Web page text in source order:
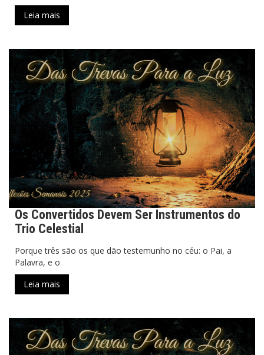
Leia mais
Os Convertidos Devem Ser Instrumentos do
Trio Celestial
Porque três são os que dão testemunho no céu: o Pai, a
Palavra, e o
Leia mais